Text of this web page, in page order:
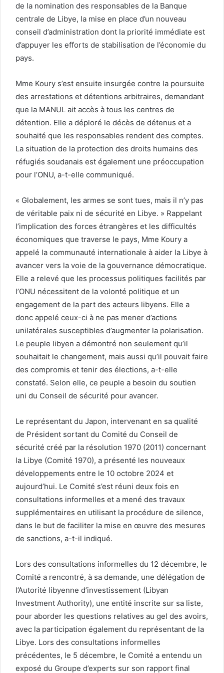
de la nomination des responsables de la Banque
centrale de Libye, la mise en place d’un nouveau
conseil d’administration dont la priorité immédiate est
d’appuyer les efforts de stabilisation de l’économie du
pays.
Mme Koury s’est ensuite insurgée contre la poursuite
des arrestations et détentions arbitraires, demandant
que la MANUL ait accès à tous les centres de
détention. Elle a déploré le décès de détenus et a
souhaité que les responsables rendent des comptes.
La situation de la protection des droits humains des
réfugiés soudanais est également une préoccupation
pour l’ONU, a-t-elle communiqué.
« Globalement, les armes se sont tues, mais il n’y pas
de véritable paix ni de sécurité en Libye. » Rappelant
l’implication des forces étrangères et les difficultés
économiques que traverse le pays, Mme Koury a
appelé la communauté internationale à aider la Libye à
avancer vers la voie de la gouvernance démocratique.
Elle a relevé que les processus politiques facilités par
l’ONU nécessitent de la volonté politique et un
engagement de la part des acteurs libyens. Elle a
donc appelé ceux-ci à ne pas mener d’actions
unilatérales susceptibles d’augmenter la polarisation.
Le peuple libyen a démontré non seulement qu’il
souhaitait le changement, mais aussi qu’il pouvait faire
des compromis et tenir des élections, a-t-elle
constaté. Selon elle, ce peuple a besoin du soutien
uni du Conseil de sécurité pour avancer.
Le représentant du Japon, intervenant en sa qualité
de Président sortant du Comité du Conseil de
sécurité créé par la résolution 1970 (2011) concernant
la Libye (Comité 1970), a présenté les nouveaux
développements entre le 10 octobre 2024 et
aujourd’hui. Le Comité s’est réuni deux fois en
consultations informelles et a mené des travaux
supplémentaires en utilisant la procédure de silence,
dans le but de faciliter la mise en œuvre des mesures
de sanctions, a-t-il indiqué.
Lors des consultations informelles du 12 décembre, le
Comité a rencontré, à sa demande, une délégation de
l’Autorité libyenne d’investissement (Libyan
Investment Authority), une entité inscrite sur sa liste,
pour aborder les questions relatives au gel des avoirs,
avec la participation également du représentant de la
Libye. Lors des consultations informelles
précédentes, le 5 décembre, le Comité a entendu un
exposé du Groupe d’experts sur son rapport final